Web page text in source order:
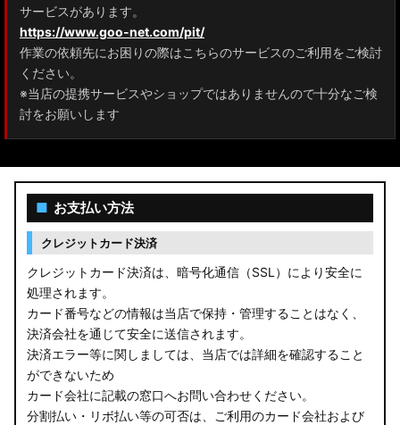
サービスがあります。
https://www.goo-net.com/pit/
作業の依頼先にお困りの際はこちらのサービスのご利用をご検討
ください。
※当店の提携サービスやショップではありませんので十分なご検
討をお願いします
■ お支払い方法
クレジットカード決済
クレジットカード決済は、暗号化通信（SSL）により安全に
処理されます。
カード番号などの情報は当店で保持・管理することはなく、
決済会社を通じて安全に送信されます。
決済エラー等に関しましては、当店では詳細を確認すること
ができないため
カード会社に記載の窓口へお問い合わせください。
分割払い・リボ払い等の可否は、ご利用のカード会社および